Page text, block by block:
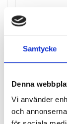
Samtycke
Denna
Vi använder
och
FLEXIT AERO